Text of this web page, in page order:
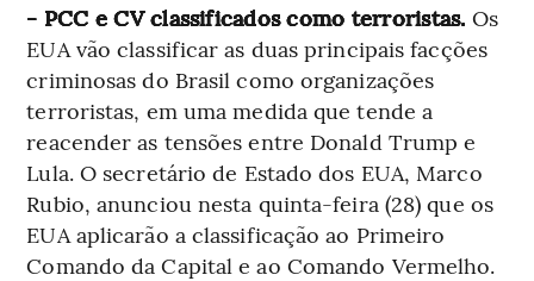
- PCC e CV classificados como terroristas. Os
EUA vão classificar as duas principais facções
criminosas do Brasil como organizações
terroristas, em uma medida que tende a
reacender as tensões entre Donald Trump e
Lula. O secretário de Estado dos EUA, Marco
Rubio, anunciou nesta quinta-feira (28) que os
EUA aplicarão a classificação ao Primeiro
Comando da Capital e ao Comando Vermelho.